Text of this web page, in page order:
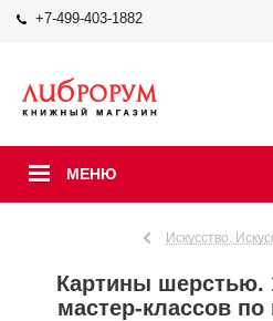
+7-499-403-1882
МЕНЮ
Искусство.
Картины шерстью.
мастер-классов